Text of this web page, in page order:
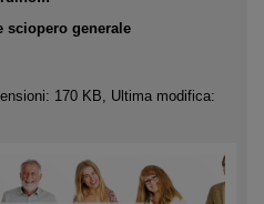
sciopero generale
170 KB, Ultima modifica: